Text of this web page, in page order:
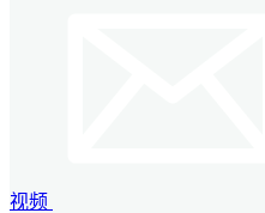
视频